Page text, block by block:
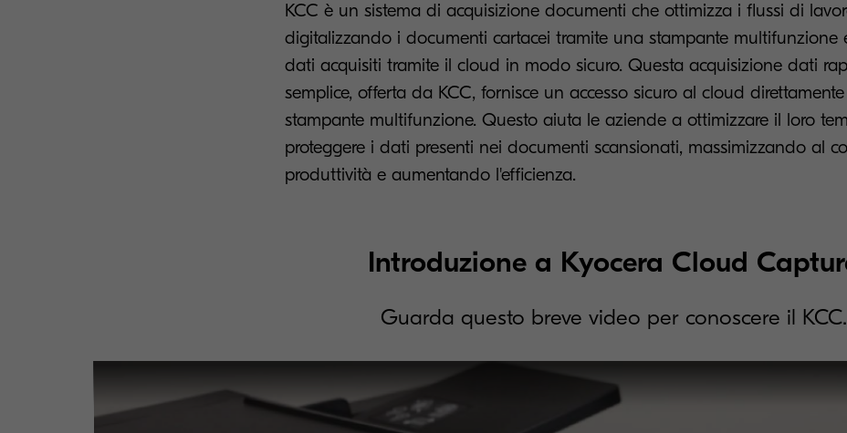
KCC è un sistema di acquisizione documenti che ottimizza i flussi di
digitalizzando i documenti cartacei tramite una stampante multifunzione
dati acquisiti tramite il cloud in modo sicuro. Questa acquisizione dati
semplice, offerta da KCC, fornisce un accesso sicuro al cloud
stampante multifunzione. Questo aiuta le aziende a ottimizzare il loro
proteggere i dati presenti nei documenti scansionati, massimizzando al
produttività e aumentando l'efficienza.
Introduzione a Kyocera Cloud
Guarda questo breve video per conoscere il KCC.